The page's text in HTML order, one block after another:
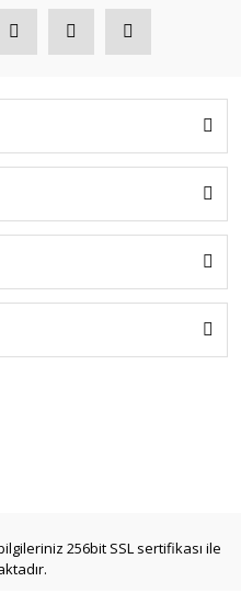
256bit SSL sertifikası ile